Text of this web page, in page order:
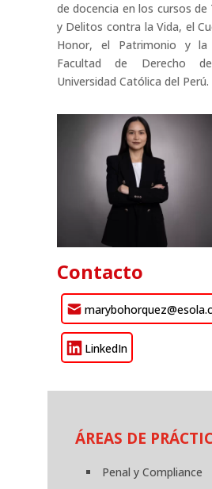
de docencia en los cursos
y Delitos contra la Vida, el
Honor, el Patrimonio y
Facultad de Derecho
Universidad Católica del Perú.
Contacto
LinkedIn
ÁREAS DE
Penal y Compliance